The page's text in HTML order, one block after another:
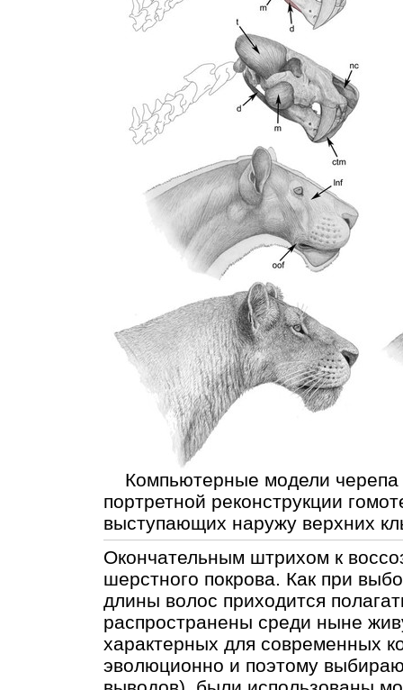
Компьютерные модели черепа
портретной реконструкции
выступающих наружу верхних
Окончательным штрихом к
шерстного покрова. Как при
длины волос приходится
распространены среди ныне
характерных для современных
эволюционно и поэтому